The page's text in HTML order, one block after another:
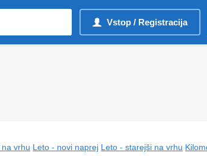
Vstop / Registracija
na vrhu Leto - novi naprej Leto - starejši na vrhu